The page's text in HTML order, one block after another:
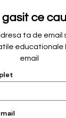
gasit ce
ta de email
educationale
email